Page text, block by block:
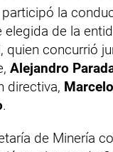
la
elegida de la
, quien concurrió
Alejandro
directiva,
.
de Minería